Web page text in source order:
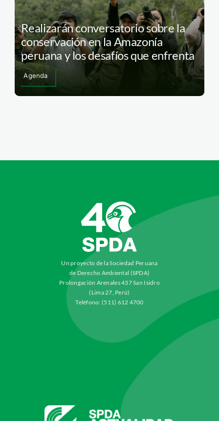
Realizarán conversatorio sobre la
conservación en la Amazonía
peruana y los desafíos que enfrenta
Agenda
Un proyecto de la Sociedad Peruana
de Derecho Ambiental (SPDA)
Prolongación Arenales 437 San Isidro
(Lima 27, Perú)
Teléfono: (511) 612 4700